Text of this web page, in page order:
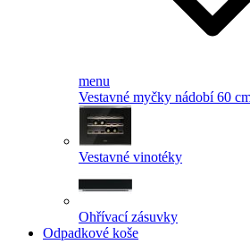
menu
Vestavné myčky nádobí 60
Vestavné vinotéky
Ohřívací zásuvky
Odpadkové koše